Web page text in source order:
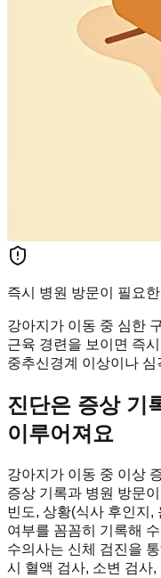
즉시 병원 방문이 필요
강아지가 이동 중 심한
근육 경련을 보이면 즉
중추신경계 이상이나
진단은 증상 기
이루어져요
강아지가 이동 중 이상
증상 기록과 병원 방문
빈도, 상황(식사 후인지,
여부를 꼼꼼히 기록해
수의사는 신체 검진을
시 혈액 검사, 소변 검사